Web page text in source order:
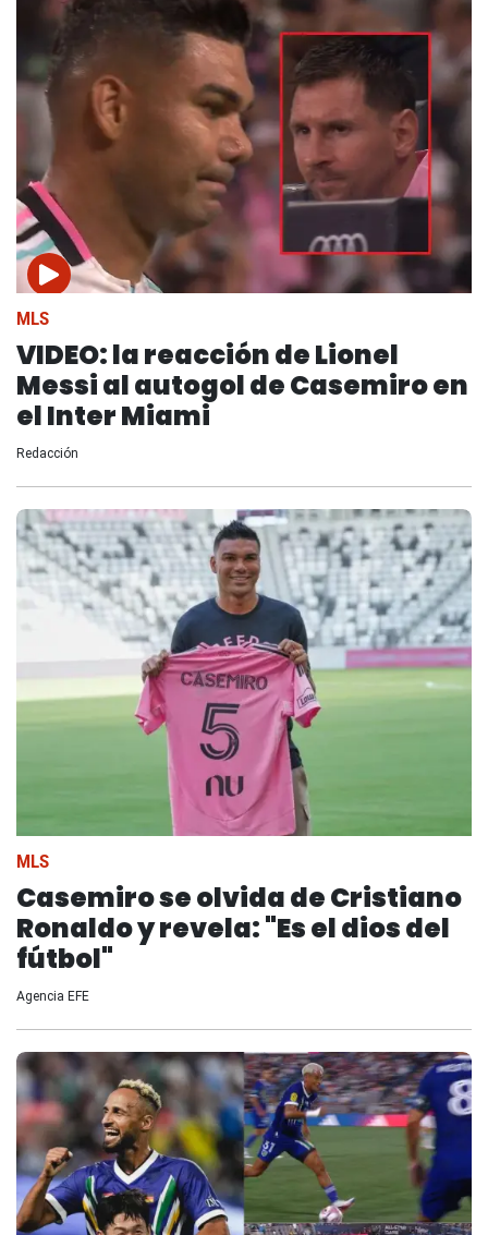
MLS
VIDEO: la reacción de Lionel
Messi al autogol de Casemiro en
el Inter Miami
Redacción
MLS
Casemiro se olvida de Cristiano
Ronaldo y revela: "Es el dios del
fútbol"
Agencia EFE